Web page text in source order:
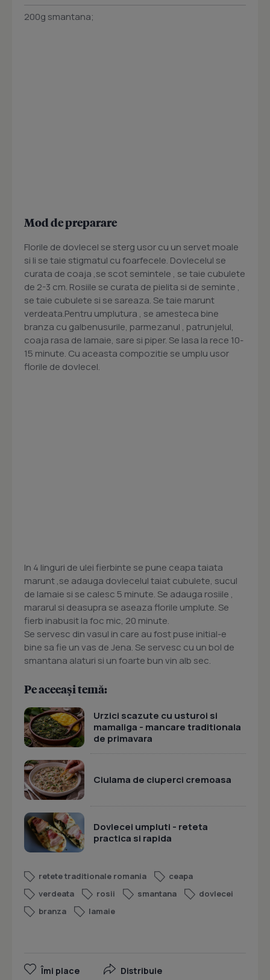
200g smantana;
Mod de preparare
Florile de dovlecel se sterg usor cu un servet moale
si li se taie stigmatul cu foarfecele. Dovlecelul se
curata de coaja ,se scot semintele , se taie cubulete
de 2-3 cm. Rosiile se curata de pielita si de seminte ,
se taie cubulete si se sareaza. Se taie marunt
verdeata.Pentru umplutura , se amesteca bine
branza cu galbenusurile, parmezanul , patrunjelul,
coaja rasa de lamaie, sare si piper. Se lasa la rece 10-
15 minute. Cu aceasta compozitie se umplu usor
florile de dovlecel.
In 4 linguri de ulei fierbinte se pune ceapa taiata
marunt ,se adauga dovlecelul taiat cubulete, sucul
de lamaie si se calesc 5 minute. Se adauga rosiile ,
mararul si deasupra se aseaza florile umplute. Se
fierb inabusit la foc mic, 20 minute.
Se servesc din vasul in care au fost puse initial-e
bine sa fie un vas de Jena. Se servesc cu un bol de
smantana alaturi si un foarte bun vin alb sec.
Pe aceeași temă:
Urzici scazute cu usturoi si
mamaliga - mancare traditionala
de primavara
Ciulama de ciuperci cremoasa
Dovlecei umpluti - reteta
practica si rapida
retete traditionale romania
ceapa
verdeata
rosii smantana
dovlecei
branza
lamaie
Îmi place Distribuie